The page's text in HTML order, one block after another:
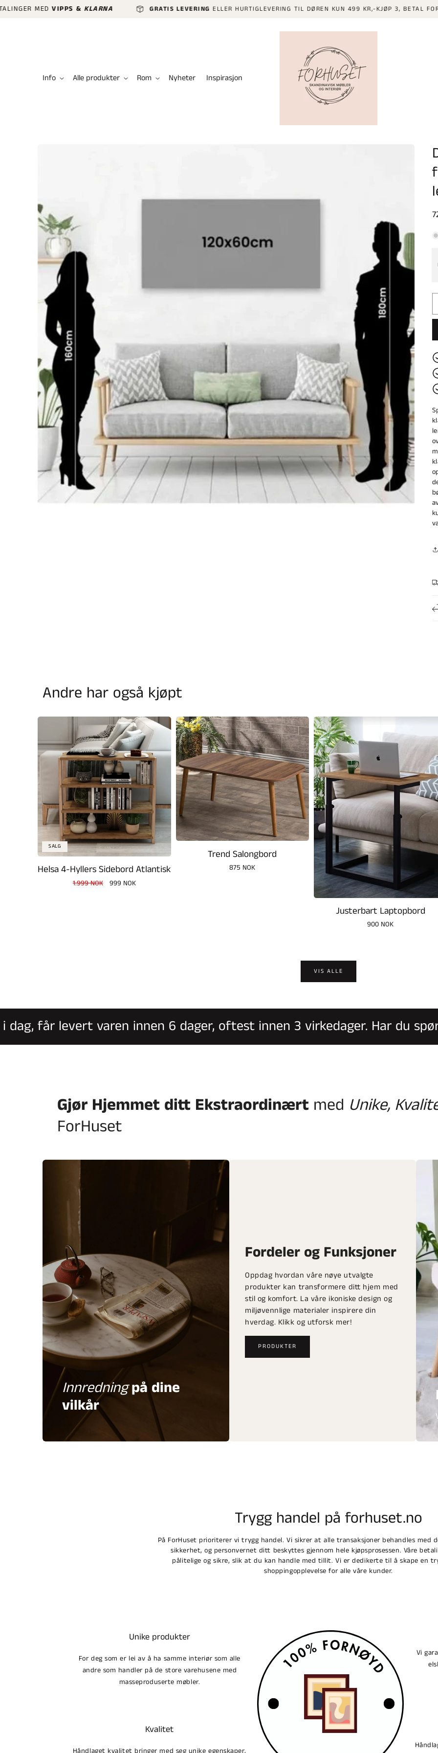
TILMEDVIPPS &KLARNA GRATIS LEVERINGELLER HURTIGLEVERING TIL DØREN KUN 499 KR,-KJØP 3, BETAL FOR 2
Info Alle produkter Rom Nyheter Inspirasjon
Andre har også kjøpt
SALG
Helsa 4-Hyllers Sidebord Atlantisk
Vanlig
1.999 NOK Salgspris
999 NOK
Trend Salongbord
Vanlig
875 NOK
Justerbart Laptopbord
Vanlig
900 NOK
VIS ALLE
får levert varen innen 6 dager, oftest innen 3 virkedager. Har du
Gjør Hjemmet ditt Ekstraordinært med Unike,
ForHuset
Innredningpå dine
vilkår
Fordeler og Funksjoner
Oppdag hvordan våre nøye utvalgte
produkter kan transformere ditt hjem med
stil og komfort. La våre ikoniske design og
miljøvennlige materialer inspirere din
hverdag. Klikk og utforsk mer!
PRODUKTER
Trygg handel på forhuset.no
På ForHuset prioriterer vi trygg handel. Vi sikrer at alle transaksjoner behandles med
sikkerhet, og personvernet ditt beskyttes gjennom hele kjøpsprosessen. Våre
pålitelige og sikre, slik at du kan handle med tillit. Vi er dedikerte til å skape en
shoppingopplevelse for alle våre kunder.
Unike produkter
For deg som er lei av å ha samme interiør som alle
andre som handler på de store varehusene med
masseproduserte møbler.
Kvalitet
Håndlaget kvalitet bringer med seg unike egenskaper,
Vi